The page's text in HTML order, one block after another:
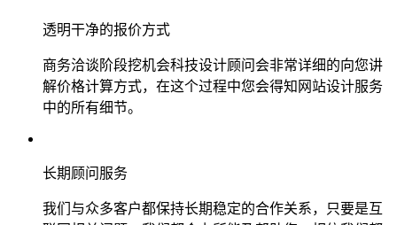
透明干净的报价方式
商务洽谈阶段挖机会科技设计顾问会非常详细的向您讲
解价格计算方式，在这个过程中您会得知网站设计服务
中的所有细节。
长期顾问服务
我们与众多客户都保持长期稳定的合作关系，只要是互